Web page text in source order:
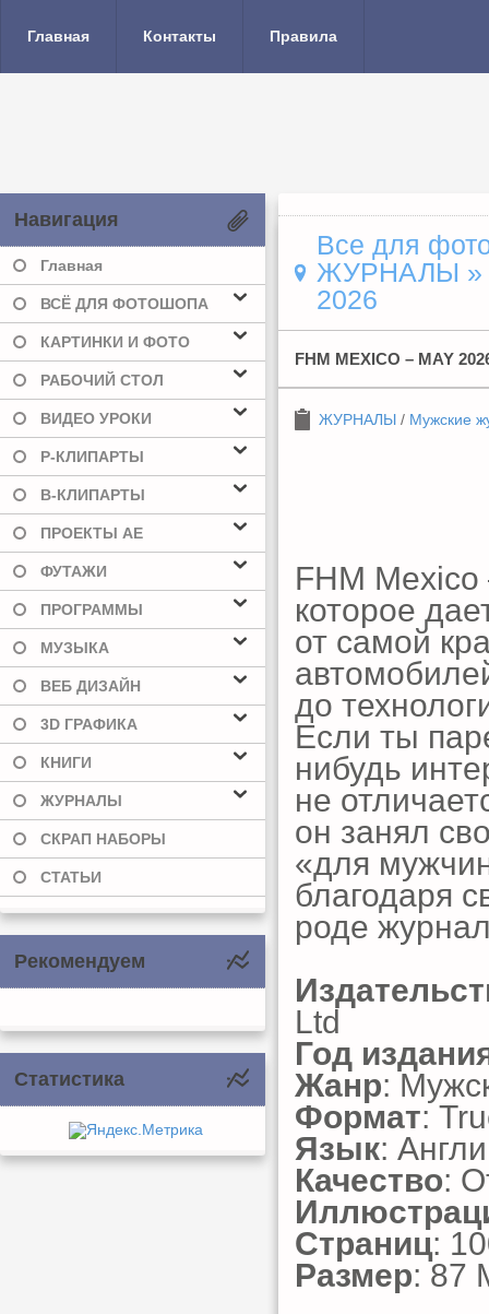
Главная Контакты Правила
Навигация
Главная
ВСЁ ДЛЯ ФОТОШОПА
КАРТИНКИ И ФОТО
РАБОЧИЙ СТОЛ
ВИДЕО УРОКИ
Р-КЛИПАРТЫ
В-КЛИПАРТЫ
ПРОЕКТЫ AE
ФУТАЖИ
ПРОГРАММЫ
МУЗЫКА
ВЕБ ДИЗАЙН
3D ГРАФИКА
КНИГИ
ЖУРНАЛЫ
СКРАП НАБОРЫ
СТАТЬИ
Рекомендуем
Статистика
Все для
ЖУРНАЛЫ »
2026
FHM MEXICO – MAY
ЖУРНАЛЫ / Мужские
FHM
которое
от самой
до
Если ты
нибудь
не
он занял
«для
благодаря
роде
Ltd
Год
Жанр:
Формат:
Язык:
Качество:
Страниц:
Размер: 87